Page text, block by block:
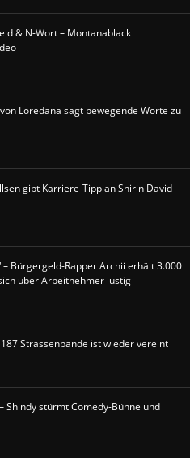
& N-Wort – Montanablack
Loredana sagt bewegende Worte zu
gibt Karriere-Tipp an Shirin David
– Bürgergeld-Rapper Archii erhält 3.000
über Arbeitnehmer lustig
Strassenbande ist wieder vereint
Shindy stürmt Comedy-Bühne und